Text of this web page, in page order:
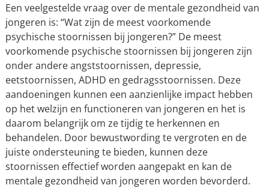
Een veelgestelde vraag over de mentale gezondheid van
jongeren is: “Wat zijn de meest voorkomende
psychische stoornissen bij jongeren?” De meest
voorkomende psychische stoornissen bij jongeren zijn
onder andere angststoornissen, depressie,
eetstoornissen, ADHD en gedragsstoornissen. Deze
aandoeningen kunnen een aanzienlijke impact hebben
op het welzijn en functioneren van jongeren en het is
daarom belangrijk om ze tijdig te herkennen en
behandelen. Door bewustwording te vergroten en de
juiste ondersteuning te bieden, kunnen deze
stoornissen effectief worden aangepakt en kan de
mentale gezondheid van jongeren worden bevorderd.